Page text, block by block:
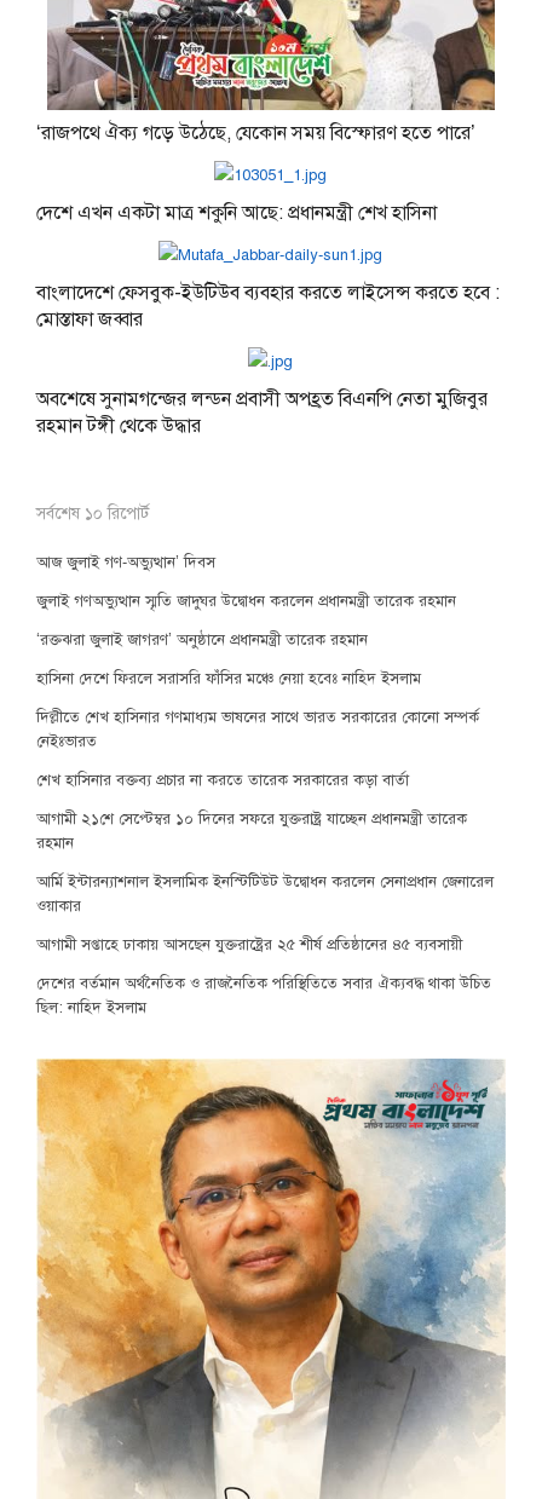
‘রাজপথে ঐক্য গড়ে উঠেছে, যেকোন সময় বিস্ফোরণ হতে পারে’
দেশে এখন একটা মাত্র শকুনি আছে: প্রধানমন্ত্রী শেখ হাসিনা
বাংলাদেশে ফেসবুক-ইউটিউব ব্যবহার করতে লাইসেন্স করতে হবে :
মোস্তাফা জব্বার
অবশেষে সুনামগন্জের লন্ডন প্রবাসী অপহ্রত বিএনপি নেতা মুজিবুর
রহমান টঙ্গী থেকে উদ্ধার
সর্বশেষ ১০ রিপোর্ট
আজ জুলাই গণ-অভ্যুত্থান’ দিবস
জুলাই গণঅভ্যুত্থান স্মৃতি জাদুঘর উদ্বোধন করলেন প্রধানমন্ত্রী তারেক রহমান
‘রক্তঝরা জুলাই জাগরণ’ অনুষ্ঠানে প্রধানমন্ত্রী তারেক রহমান
হাসিনা দেশে ফিরলে সরাসরি ফাঁসির মঞ্চে নেয়া হবেঃ নাহিদ ইসলাম
দিল্লীতে শেখ হাসিনার গণমাধ্যম ভাষনের সাথে ভারত সরকারের কোনো সম্পর্ক
নেইঃভারত
শেখ হাসিনার বক্তব্য প্রচার না করতে তারেক সরকারের কড়া বার্তা
আগামী ২১শে সেপ্টেম্বর ১০ দিনের সফরে যুক্তরাষ্ট্র যাচ্ছেন প্রধানমন্ত্রী তারেক
রহমান
আর্মি ইন্টারন্যাশনাল ইসলামিক ইনস্টিটিউট উদ্বোধন করলেন সেনাপ্রধান জেনারেল
ওয়াকার
আগামী সপ্তাহে ঢাকায় আসছেন যুক্তরাষ্ট্রের ২৫ শীর্ষ প্রতিষ্ঠানের ৪৫ ব্যবসায়ী
দেশের বর্তমান অর্থনৈতিক ও রাজনৈতিক পরিস্থিতিতে সবার ঐক্যবদ্ধ থাকা উচিত
ছিল: নাহিদ ইসলাম